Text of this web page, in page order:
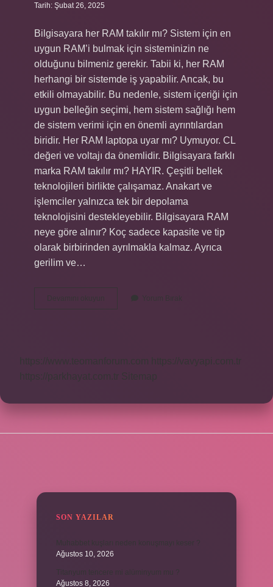
Tarih: Şubat 26, 2025
Bilgisayara her RAM takılır mı? Sistem için en
uygun RAM’i bulmak için sisteminizin ne
olduğunu bilmeniz gerekir. Tabii ki, her RAM
herhangi bir sistemde iş yapabilir. Ancak, bu
etkili olmayabilir. Bu nedenle, sistem içeriği için
uygun belleğin seçimi, hem sistem sağlığı hem
de sistem verimi için en önemli ayrıntılardan
biridir. Her RAM laptopa uyar mı? Uymuyor. CL
değeri ve voltajı da önemlidir. Bilgisayara farklı
marka RAM takılır mı? HAYIR. Çeşitli bellek
teknolojileri birlikte çalışamaz. Anakart ve
işlemciler yalnızca tek bir depolama
teknolojisini destekleyebilir. Bilgisayara RAM
neye göre alınır? Koç sadece kapasite ve tip
olarak birbirinden ayrılmakla kalmaz. Ayrıca
gerilim ve…
Devamını okuyun
Bilgisayara
Yorum Bırak
https://www.teomanforum.com
https://vavyapi.com.tr
https://parkhayat.com.tr
Sitemap
SON YAZILAR
Ağustos 10, 2026
Ağustos 8, 2026